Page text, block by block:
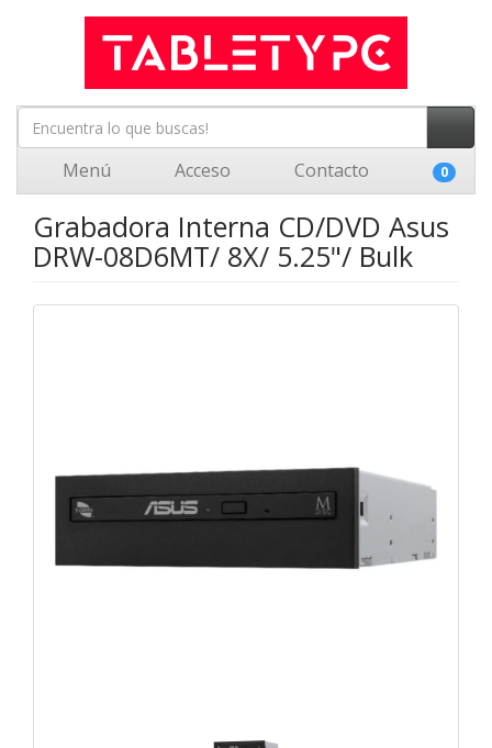
Menú Acceso Contacto 0
Grabadora Interna CD/DVD Asus
DRW-08D6MT/ 8X/ 5.25"/ Bulk